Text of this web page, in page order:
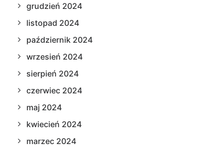
grudzień 2024
listopad 2024
październik 2024
wrzesień 2024
sierpień 2024
czerwiec 2024
maj 2024
kwiecień 2024
marzec 2024